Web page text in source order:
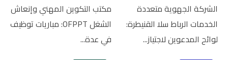
الشركة الجهوية متعددة
الخدمات الرباط سلا القنيطرة:
لوائح المدعوين لاجتياز...
مكتب التكوين المهني وإنعاش
الشغل OFPPT: مباريات توظيف
في عدة...